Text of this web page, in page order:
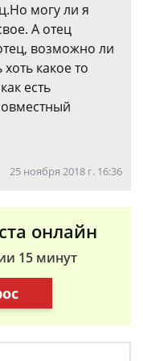
могу ли я
А отец
возможно ли
какое то
есть
25 ноября 2018 г. 16:36
онлайн
15 минут